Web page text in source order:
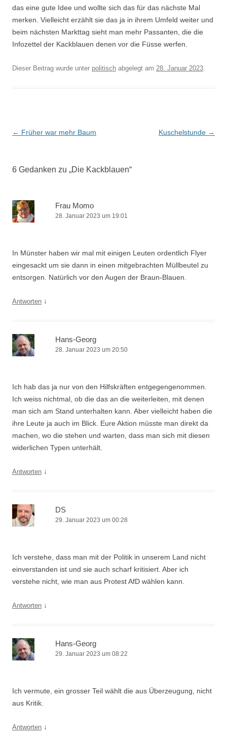
das eine gute Idee und wollte sich das für das nächste Mal
merken. Vielleicht erzählt sie das ja in ihrem Umfeld weiter und
beim nächsten Markttag sieht man mehr Passanten, die die
Infozettel der Kackblauen denen vor die Füsse werfen.
Dieser Beitrag wurde unter politisch abgelegt am 28. Januar 2023.
Beitrags-
← Früher war mehr Baum Kuschelstunde →
6 Gedanken zu „Die Kackblauen“
Frau Momo
28. Januar 2023 um 19:01
In Münster haben wir mal mit einigen Leuten ordentlich Flyer
eingesackt um sie dann in einen mitgebrachten Müllbeutel zu
entsorgen. Natürlich vor den Augen der Braun-Blauen.
Antworten ↓
Hans-Georg
28. Januar 2023 um 20:50
Ich hab das ja nur von den Hilfskräften entgegengenommen.
Ich weiss nichtmal, ob die das an die weiterleiten, mit denen
man sich am Stand unterhalten kann. Aber vielleicht haben die
ihre Leute ja auch im Blick. Eure Aktion müsste man direkt da
machen, wo die stehen und warten, dass man sich mit diesen
widerlichen Typen unterhält.
Antworten ↓
DS
29. Januar 2023 um 00:28
Ich verstehe, dass man mit der Politik in unserem Land nicht
einverstanden ist und sie auch scharf kritisiert. Aber ich
verstehe nicht, wie man aus Protest AfD wählen kann.
Antworten ↓
Hans-Georg
29. Januar 2023 um 08:22
Ich vermute, ein grosser Teil wählt die aus Überzeugung, nicht
aus Kritik.
Antworten ↓